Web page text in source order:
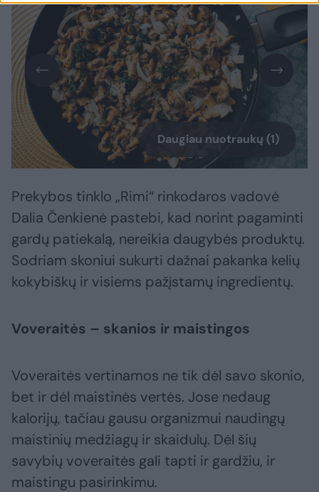
Daugiau nuotraukų (1)
Prekybos tinklo „Rimi“ rinkodaros vadovė
Dalia Čenkienė pastebi, kad norint pagaminti
gardų patiekalą, nereikia daugybės produktų.
Sodriam skoniui sukurti dažnai pakanka kelių
kokybiškų ir visiems pažįstamų ingredientų.
Voveraitės – skanios ir maistingos
Voveraitės vertinamos ne tik dėl savo skonio,
bet ir dėl maistinės vertės. Jose nedaug
kalorijų, tačiau gausu organizmui naudingų
maistinių medžiagų ir skaidulų. Dėl šių
savybių voveraitės gali tapti ir gardžiu, ir
maistingu pasirinkimu.